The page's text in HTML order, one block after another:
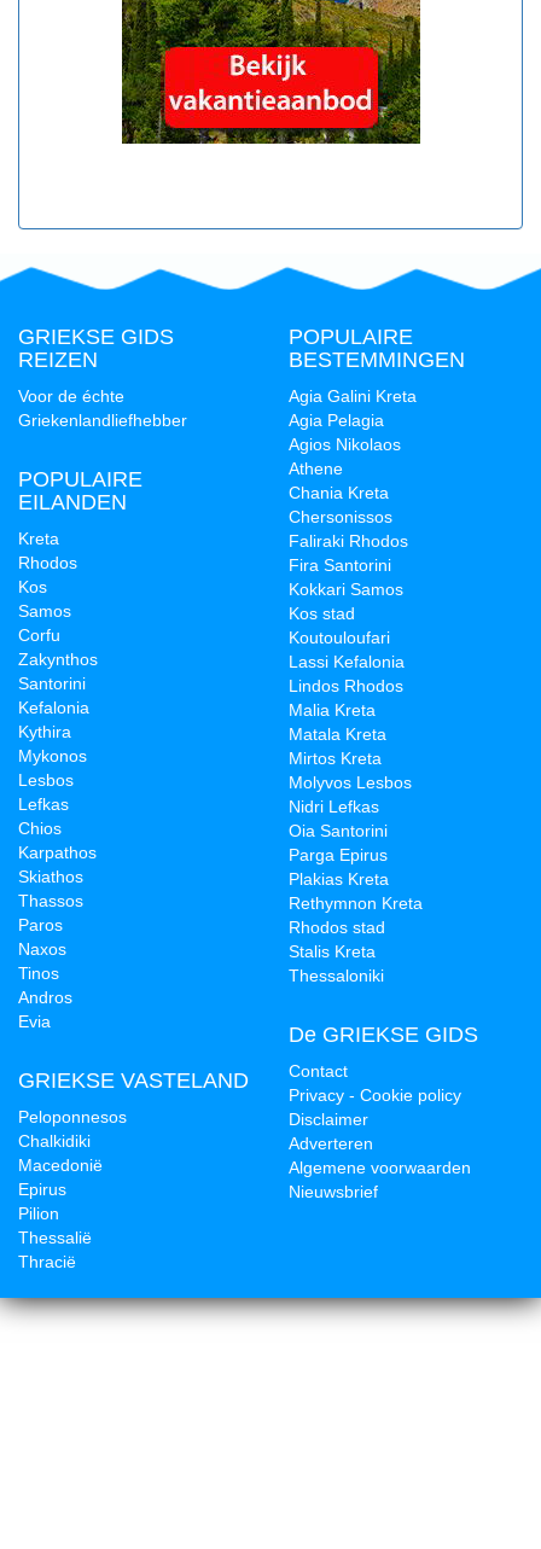
GRIEKSE GIDS
REIZEN
Voor de échte
Griekenlandliefhebber
POPULAIRE
EILANDEN
Kreta
Rhodos
Kos
Samos
Corfu
Zakynthos
Santorini
Kefalonia
Kythira
Mykonos
Lesbos
Lefkas
Chios
Karpathos
Skiathos
Thassos
Paros
Naxos
Tinos
Andros
Evia
GRIEKSE VASTELAND
Peloponnesos
Chalkidiki
Macedonië
Epirus
Pilion
Thessalië
Thracië
POPULAIRE
BESTEMMINGEN
Agia Galini Kreta
Agia Pelagia
Agios Nikolaos
Athene
Chania Kreta
Chersonissos
Faliraki Rhodos
Fira Santorini
Kokkari Samos
Kos stad
Koutouloufari
Lassi Kefalonia
Lindos Rhodos
Malia Kreta
Matala Kreta
Mirtos Kreta
Molyvos Lesbos
Nidri Lefkas
Oia Santorini
Parga Epirus
Plakias Kreta
Rethymnon Kreta
Rhodos stad
Stalis Kreta
Thessaloniki
De GRIEKSE GIDS
Contact
Privacy - Cookie policy
Disclaimer
Adverteren
Algemene voorwaarden
Nieuwsbrief